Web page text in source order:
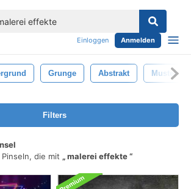
Einloggen Anmelden
Grunge Abstrakt Muster
Filters
die mit
malerei effekte